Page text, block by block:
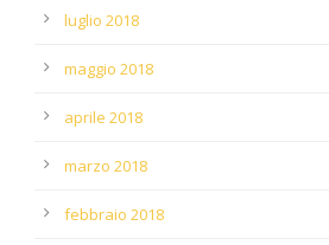
luglio 2018
maggio 2018
aprile 2018
marzo 2018
febbraio 2018